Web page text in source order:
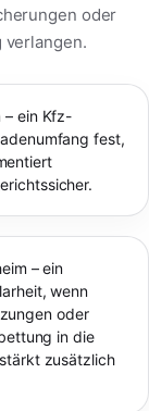
oder
verlangen.
– ein Kfz-
fest,
– ein
wenn
oder
in die
zusätzlich